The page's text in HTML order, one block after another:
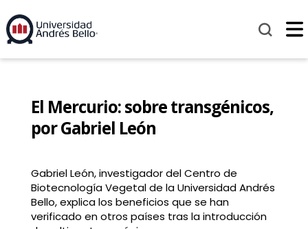
El Mercurio: sobre transgénicos,
por Gabriel León
Gabriel León, investigador del Centro de
Biotecnología Vegetal de la Universidad Andrés
Bello, explica los beneficios que se han
verificado en otros países tras la introducción